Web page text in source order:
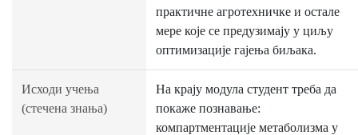
практичне агротехничке и остале
мере које се предузимају у циљу
оптимизације гајења биљака.
Исходи учења
(стечена знања)
На крају модула студент треба да
покаже познавање:
компартментације метаболизма у